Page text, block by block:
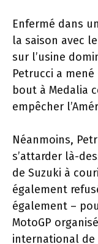
Enfermé dans
la saison avec
sur l’usine
Petrucci a
bout à Medalia
empêcher
Néanmoins,
s’attarder là-
de Suzuki à
également
également –
MotoGP
international de